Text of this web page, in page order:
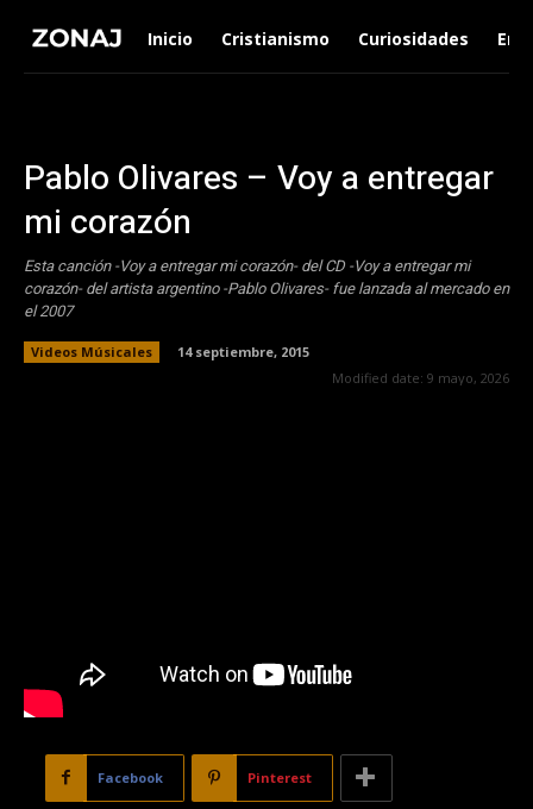
Inicio Cristianismo Curiosidades
Pablo Olivares – Voy a entregar
mi corazón
Esta canción -Voy a entregar mi corazón- del CD -Voy a entregar mi
corazón- del artista argentino -Pablo Olivares- fue lanzada al mercado en
el 2007
Videos Músicales
14 septiembre, 2015
Modified date: 9 mayo, 2026
Facebook Pinterest